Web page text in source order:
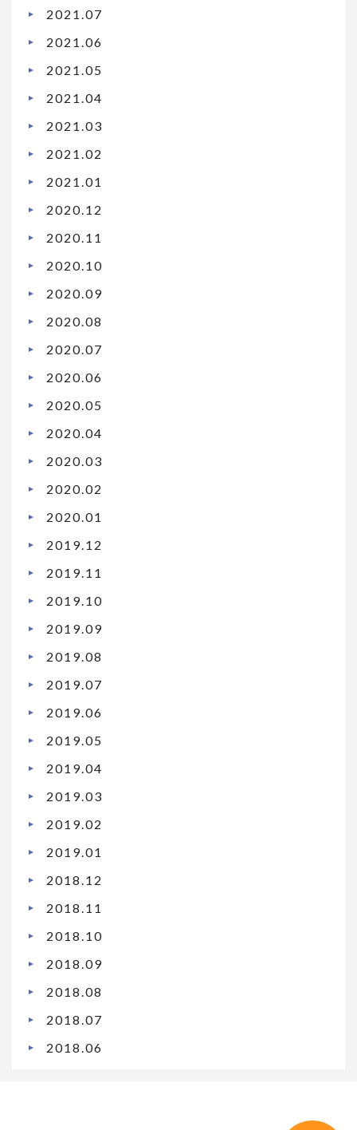
2021.07
2021.06
2021.05
2021.04
2021.03
2021.02
2021.01
2020.12
2020.11
2020.10
2020.09
2020.08
2020.07
2020.06
2020.05
2020.04
2020.03
2020.02
2020.01
2019.12
2019.11
2019.10
2019.09
2019.08
2019.07
2019.06
2019.05
2019.04
2019.03
2019.02
2019.01
2018.12
2018.11
2018.10
2018.09
2018.08
2018.07
2018.06